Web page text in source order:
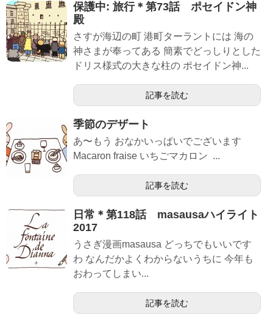
保護中: 旅行＊第73話 ポセイドン神
殿
さすが海辺の町 港町ターラントには 海の
神さまが奉ってある 簡素でどっしりとした
ドリス様式の大きな柱の ポセイドン神...
記事を読む
季節のデザート
あ〜もう おなかいっぱいでございます
Macaron fraise いちごマカロン  ...
記事を読む
日常＊第118話 masausaハイライト
2017
うさぎ漫画masausa どっちでもいいです
わ なんだかよくわからないうちに 今年も
おわってしまい...
記事を読む